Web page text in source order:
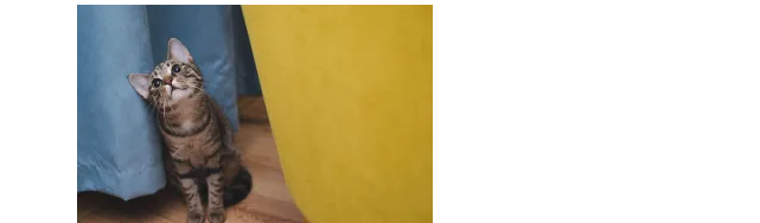
Ką daryti, kad katė
nedraskytų tapetų?
2026-02-07